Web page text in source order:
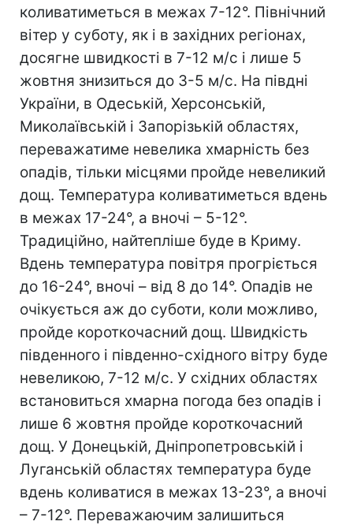
коливатиметься в межах 7-12°. Північний
вітер у суботу, як і в західних регіонах,
досягне швидкості в 7-12 м/с і лише 5
жовтня знизиться до 3-5 м/с. На півдні
України, в Одеській, Херсонській,
Миколаївській і Запорізькій областях,
переважатиме невелика хмарність без
опадів, тільки місцями пройде невеликий
дощ. Температура коливатиметься вдень
в межах 17-24°, а вночі – 5-12°.
Традиційно, найтепліше буде в Криму.
Вдень температура повітря прогріється
до 16-24°, вночі – від 8 до 14°. Опадів не
очікується аж до суботи, коли можливо,
пройде короткочасний дощ. Швидкість
південного і південно-східного вітру буде
невеликою, 7-12 м/с. У східних областях
встановиться хмарна погода без опадів і
лише 6 жовтня пройде короткочасний
дощ. У Донецькій, Дніпропетровській і
Луганській областях температура буде
вдень коливатися в межах 13-23°, а вночі
– 7-12°. Переважаючим залишиться